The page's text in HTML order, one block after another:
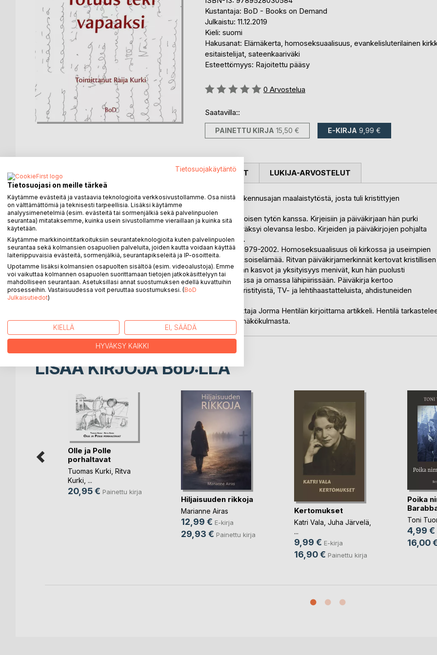
Kustantaja: BoD - Books on Demand
Julkaistu: 11.12.2019
Kieli: suomi
Hakusanat: Elämäkerta, homoseksuaalisuus, evankelisluterilainen
esitaistelijat, sateenkaariväki
Esteettömyys: Rajoitettu pääsy
Arvostelu::
0 Arvostelua
Saatavilla::
PAINETTU KIRJA 15,50 € E-KIRJA 9,99 €
KUVAUS
Totuus teki vapaaksi on kolmiosainen dokumentti jälleenrakennusajan maalaistytöstä, josta tuli kristittyjen
homoseksuaalien esitaistelija.
Uskovaisen kodin tyttärellä Ritva Kurjella oli rakkaustarina toisen tytön kanssa. Kirjeisiin ja päiväkirjaan hän purki
salaiset tuskat ja ilot. Vasta 60-luvulla Ritva ymmärsi ja hyväksyi olevansa lesbo. Kirjeiden ja päiväkirjojen pohjalta
hän kirjoitti nuoruusvuosiensa elämäkerran Puu ei kaatunut.
Nouse, ole kirkas on edelläkävijän raportti taisteluvuosilta 1979-2002. Homoseksuaalisuus oli kirkossa ja useimpien
uskovaisten mielessä synti. Moni homo joutui elämään kaksoiselämää. Ritvan päiväkirjamerkinnät kertovat kristillisen
piirin, Malkuksen, perustamisesta homoseksuaaleille. Ritvan kasvot ja yksityisyys menivät, kun hän puolusti
kristittyjen homojen oikeuksia mediassa, kirkon toimikunnissa ja omassa lähipiirissään. Päiväkirja kertoo
kohtaamisista kristillisen elämän eri puolilla: piispoista, rivikristityistä, TV- ja lehtihaastatteluista, ahdistuneiden
Kirjan kolmas osio on Setan entisen puheenjohtajan, toimittaja Jorma Hentilän kirjoittama artikkeli. Hentilä
Ritvan edelläkävijyyden merkitystä koko sateenkaariväen näkökulmasta.
LEHDISTÖARVOSTELUT LUKIJA-ARVOSTELUT
LISÄÄ KIRJOJA BoD:LLA
Olle ja Polle
porhaltavat
Tuomas Kurki Ritva
Kurki , ...
20,95 € Painettu kirja
Hiljaisuuden rikkoja
Marianne Airas
12,99 € E-kirja
29,93 € Painettu kirja
Kertomukset
Katri Vala Juha Järvelä
...
9,99 € E-kirja
16,90 € Painettu kirja
Poika
Toni
4,99 €
16,00
Tietosuojakäytäntö
Tietosuojasi on meille tärkeä
Käytämme evästeitä ja vastaavia teknologioita verkkosivustollamme. Osa niistä
on välttämättömiä ja teknisesti tarpeellisia. Lisäksi käytämme
analyysimenetelmiä (esim. evästeitä tai sormenjälkiä sekä palvelinpuolen
seurantaa) mitataksemme, kuinka usein sivustollamme vieraillaan ja kuinka sitä
käytetään.
Käytämme markkinointitarkoituksiin seurantateknologioita kuten palvelinpuolen
seurantaa sekä kolmansien osapuolien palveluita, joiden kautta voidaan käyttää
laiteriippuvaisia evästeitä, sormenjälkiä, seurantapikseleitä ja IP-osoitteita.
Upotamme lisäksi kolmansien osapuolten sisältöä (esim. videoalustoja). Emme
voi vaikuttaa kolmannen osapuolen suorittamaan tietojen jatkokäsittelyyn tai
mahdolliseen seurantaan. Asetuksillasi annat suostumuksen edellä kuvattuihin
prosesseihin. Vastaisuudessa voit peruuttaa suostumuksesi. (BoD
Julkaisutiedot)
KIELLÄ EI, SÄÄDÄ
HYVÄKSY KAIKKI